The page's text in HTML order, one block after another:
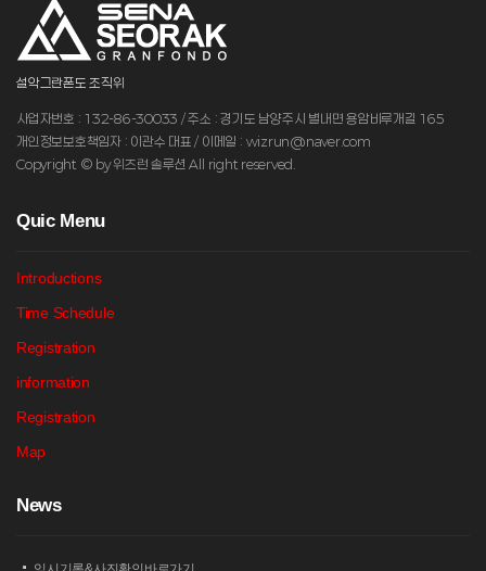
설악그란폰도 조직위
사업자번호 : 132-86-30033 / 주소 : 경기도 남양주시 별내면 용암비루개길 165
개인정보보호책임자 : 이관수 대표 / 이메일 : wizrun@naver.com
Copyright © by 위즈런 솔루션 All right reserved.
Quic Menu
Introductions
Time Schedule
Registration
information
Registration
Map
News